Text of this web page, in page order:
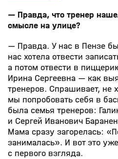
— Правда, что тренер
смысле на улице?
— Правда. У нас в Пензе
нас хотела отвести
а потом отвести в
Ирина Сергеевна — как
тренеров. Спрашивает, не
мы попробовать себя в
была семья тренеров:
и Сергей Иванович
Мама сразу загорелась:
занималась». И вот это
с первого взгляда.